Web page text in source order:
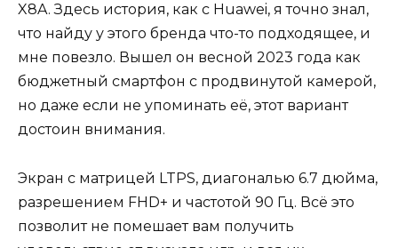
X8A. Здесь история, как с Huawei, я точно знал,
что найду у этого бренда что-то подходящее, и
мне повезло. Вышел он весной 2023 года как
бюджетный смартфон с продвинутой камерой,
но даже если не упоминать её, этот вариант
достоин внимания.
Экран с матрицей LTPS, диагональю 6.7 дюйма,
разрешением FHD+ и частотой 90 Гц. Всё это
позволит не помешает вам получить